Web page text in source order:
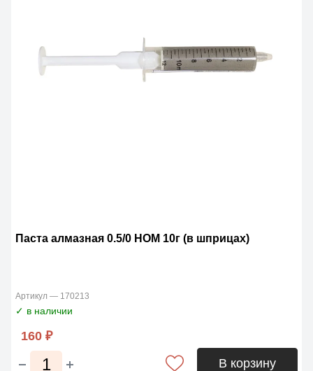
Паста алмазная 0.5/0 НОМ 10г (в шприцах)
Артикул — 170213
✓ в наличии
160 ₽
В корзину